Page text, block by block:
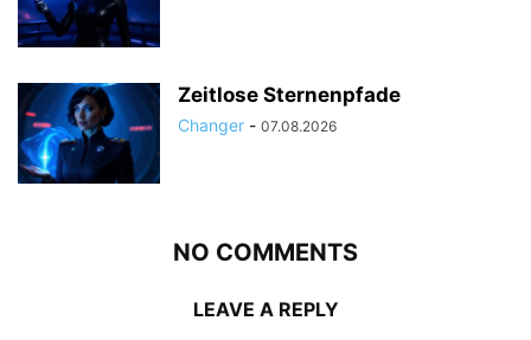
Zeitlose Sternenpfade
Changer - 07.08.2026
NO COMMENTS
LEAVE A REPLY